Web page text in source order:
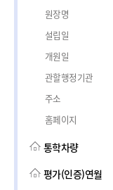
원장명
설립일
개원일
관할행정기관
주소
홈페이지
통학차량
평가(인증)연월